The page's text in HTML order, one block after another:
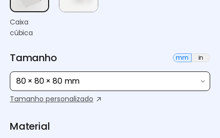
Caixa
cúbica
Tamanho mm in
80 × 80 × 80 mm
Tamanho personalizado
Material